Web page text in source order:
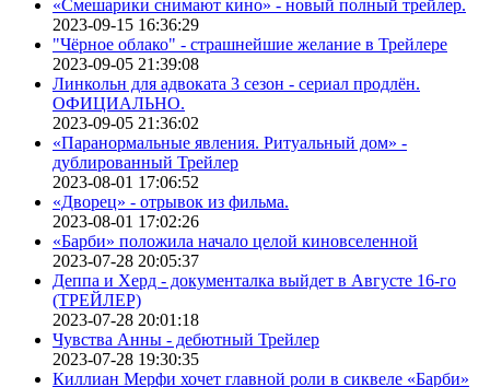
«Смешарики снимают кино» - новый полный трейлер.
2023-09-15 16:36:29
"Чёрное облако" - страшнейшие желание в Трейлере
2023-09-05 21:39:08
Линкольн для адвоката 3 сезон - сериал продлён.
ОФИЦИАЛЬНО.
2023-09-05 21:36:02
«Паранормальные явления. Ритуальный дом» -
дублированный Трейлер
2023-08-01 17:06:52
«Дворец» - отрывок из фильма.
2023-08-01 17:02:26
«Барби» положила начало целой киновселенной
2023-07-28 20:05:37
Деппа и Херд - документалка выйдет в Августе 16-го
(ТРЕЙЛЕР)
2023-07-28 20:01:18
Чувства Анны - дебютный Трейлер
2023-07-28 19:30:35
Киллиан Мерфи хочет главной роли в сиквеле «Барби»